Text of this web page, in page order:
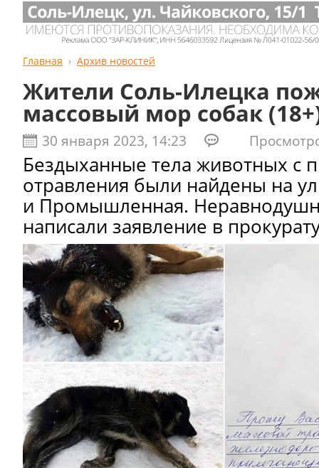
Главная Архив новостей
Жители Соль-Илецка
массовый мор собак
30 января 2023, 14:23
Бездыханные тела животных с
отравления были найдены на
и Промышленная.
написали заявление в